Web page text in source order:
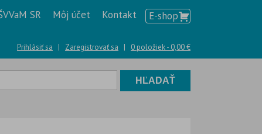
SR Môj účet Kontakt E-shop
Prihlásiť sa | Zaregistrovať sa | 0 položiek - 0,00€